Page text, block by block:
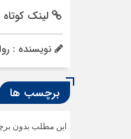
لینک
نویسنده :
برچسب ها
این مطلب بدون